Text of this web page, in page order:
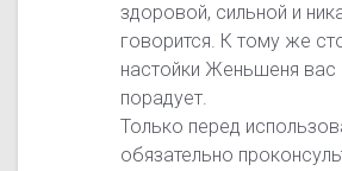
здоровой, сильной и
говорится. К тому же
настойки Женьшеня вас
порадует.
Только перед
обязательно